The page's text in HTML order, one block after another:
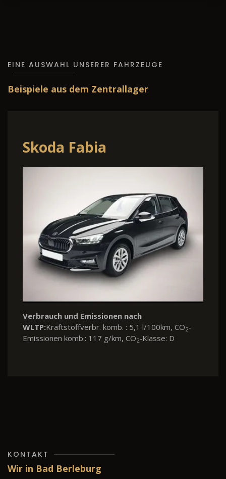
EINE AUSWAHL UNSERER FAHRZEUGE
Beispiele aus dem Zentrallager
Skoda Fabia
Verbrauch und Emissionen nach
WLTP:Kraftstoffverbr. komb. : 5,1 l/100km, CO2-
Emissionen komb.: 117 g/km, CO2-Klasse: D
KONTAKT
Wir in Bad Berleburg